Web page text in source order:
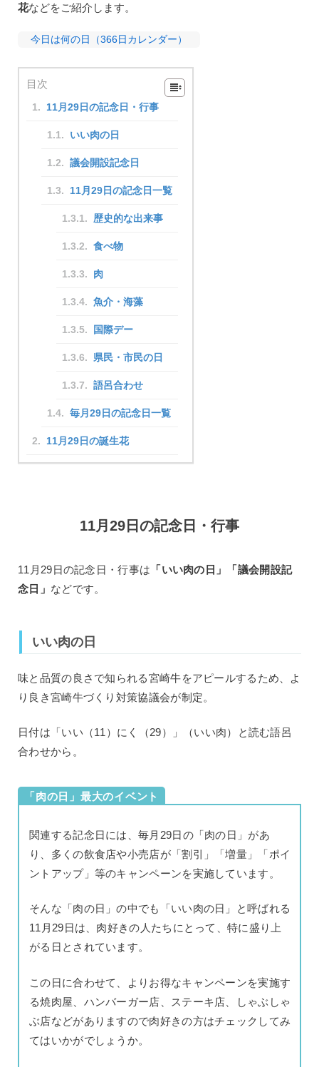
花などをご紹介します。
今日は何の日（366日カレンダー）
目次
11月29日の記念日・行事
いい肉の日
議会開設記念日
11月29日の記念日一覧
歴史的な出来事
食べ物
肉
魚介・海藻
国際デー
県民・市民の日
語呂合わせ
毎月29日の記念日一覧
11月29日の誕生花
11月29日の記念日・行事
11月29日の記念日・行事は 「いい肉の日」「議会開設記
念日」 などです。
いい肉の日
味と品質の良さで知られる宮崎牛をアピールするため、よ
り良き宮崎牛づくり対策協議会が制定。
日付は「いい（11）にく（29）」（いい肉）と読む語呂
合わせから。
「肉の日」最大のイベント
関連する記念日には、毎月29日の「肉の日」があ
り、多くの飲食店や小売店が「割引」「増量」「ポイ
ントアップ」等のキャンペーンを実施しています。
そんな「肉の日」の中でも「いい肉の日」と呼ばれる
11月29日は、肉好きの人たちにとって、特に盛り上
がる日とされています。
この日に合わせて、よりお得なキャンペーンを実施す
る焼肉屋、ハンバーガー店、ステーキ店、しゃぶしゃ
ぶ店などがありますので肉好きの方はチェックしてみ
てはいかがでしょうか。